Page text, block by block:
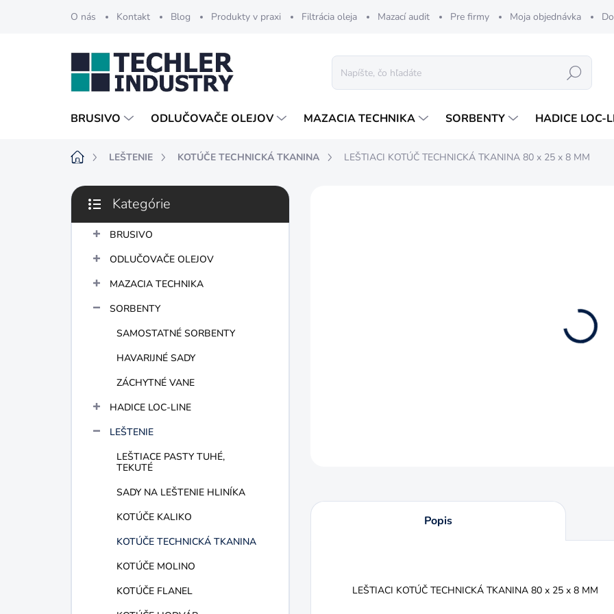
O nás Kontakt Blog Produkty v praxi Filtrácia oleja Mazací audit Pre firmy Moja objednávka
Hľadať
BRUSIVO ODLUČOVAČE OLEJOV MAZACIA TECHNIKA SORBENTY HADICE LOC-
DomovLEŠTENIE KOTÚČE TECHNICKÁ TKANINA LEŠTIACI KOTÚČ TECHNICKÁ TKANINA 80 x 25 x 8 MM
B
č
Preskočiť
kategórie
Kategórie
BRUSIVO
ODLUČOVAČE OLEJOV
MAZACIA TECHNIKA
SORBENTY
SAMOSTATNÉ SORBENTY
HAVARIJNÉ SADY
ZÁCHYTNÉ VANE
HADICE LOC-LINE
LEŠTENIE
LEŠTIACE PASTY TUHÉ,
TEKUTÉ
SADY NA LEŠTENIE HLINÍKA
KOTÚČE KALIKO
KOTÚČE TECHNICKÁ TKANINA
KOTÚČE MOLINO
KOTÚČE FLANEL
Popis
LEŠTIACI KOTÚČ TECHNICKÁ TKANINA 80 x 25 x 8 MM